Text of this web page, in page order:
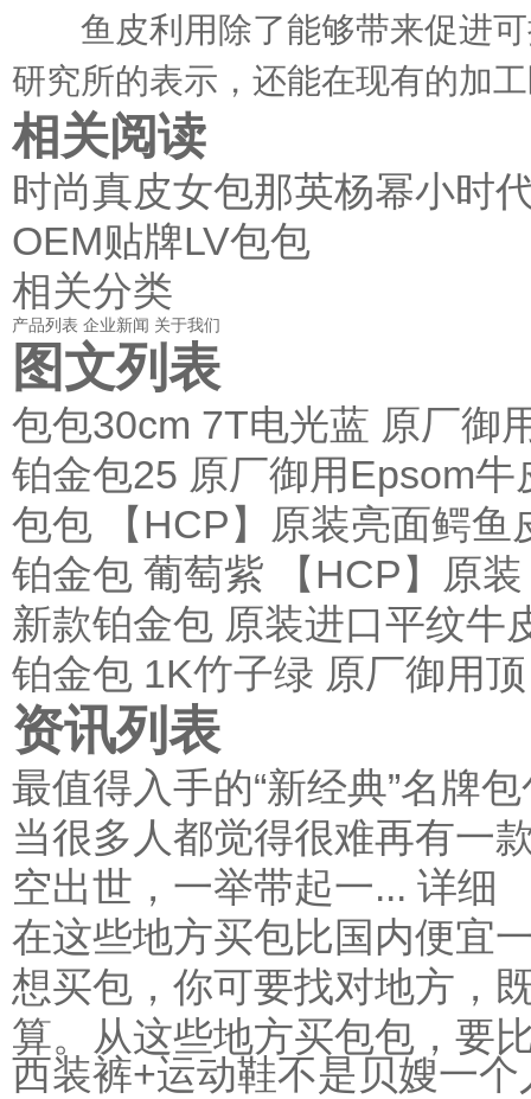
鱼皮利用除了能够带来促进可
研究所的表示，还能在现有的加
相关阅读
时尚真皮女包那英杨幂小时
OEM贴牌LV包包
相关分类
产品列表 企业新闻 关于我们
图文列表
包包30cm 7T电光蓝 原厂御
铂金包25 原厂御用Epsom牛
包包 【HCP】原装亮面鳄鱼
铂金包 葡萄紫 【HCP】原装
新款铂金包 原装进口平纹牛
铂金包 1K竹子绿 原厂御用顶
资讯列表
最值得入手的“新经典”名牌
当很多人都觉得很难再有一
空出世，一举带起一... 详细
在这些地方买包比国内便宜
想买包，你可要找对地方，
算。从这些地方买包包，要
西装裤+运动鞋不是贝嫂一